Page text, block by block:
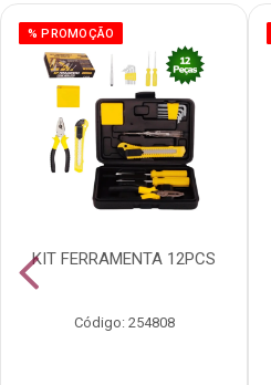
% PROMOÇÃO
KIT FERRAMENTA 12PCS
Código: 254808